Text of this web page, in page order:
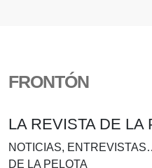
FRONTÓN
LA REVISTA DE LA
NOTICIAS,
DE LA PELOTA